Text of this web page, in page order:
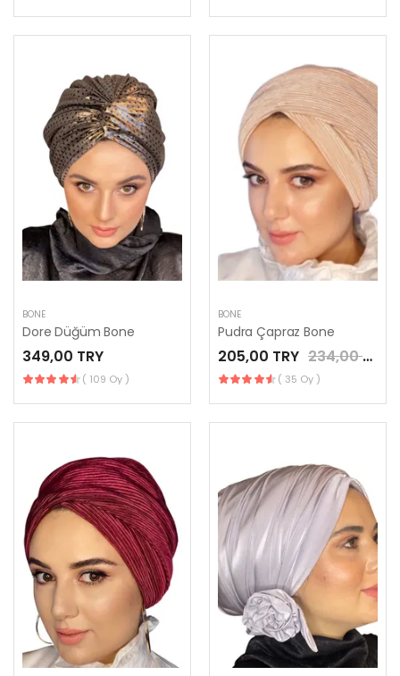
BONE
Dore Düğüm Bone
349,00 TRY
( 109 Oy )
BONE
Pudra Çapraz Bone
205,00 TRY 234,00 TRY
( 35 Oy )